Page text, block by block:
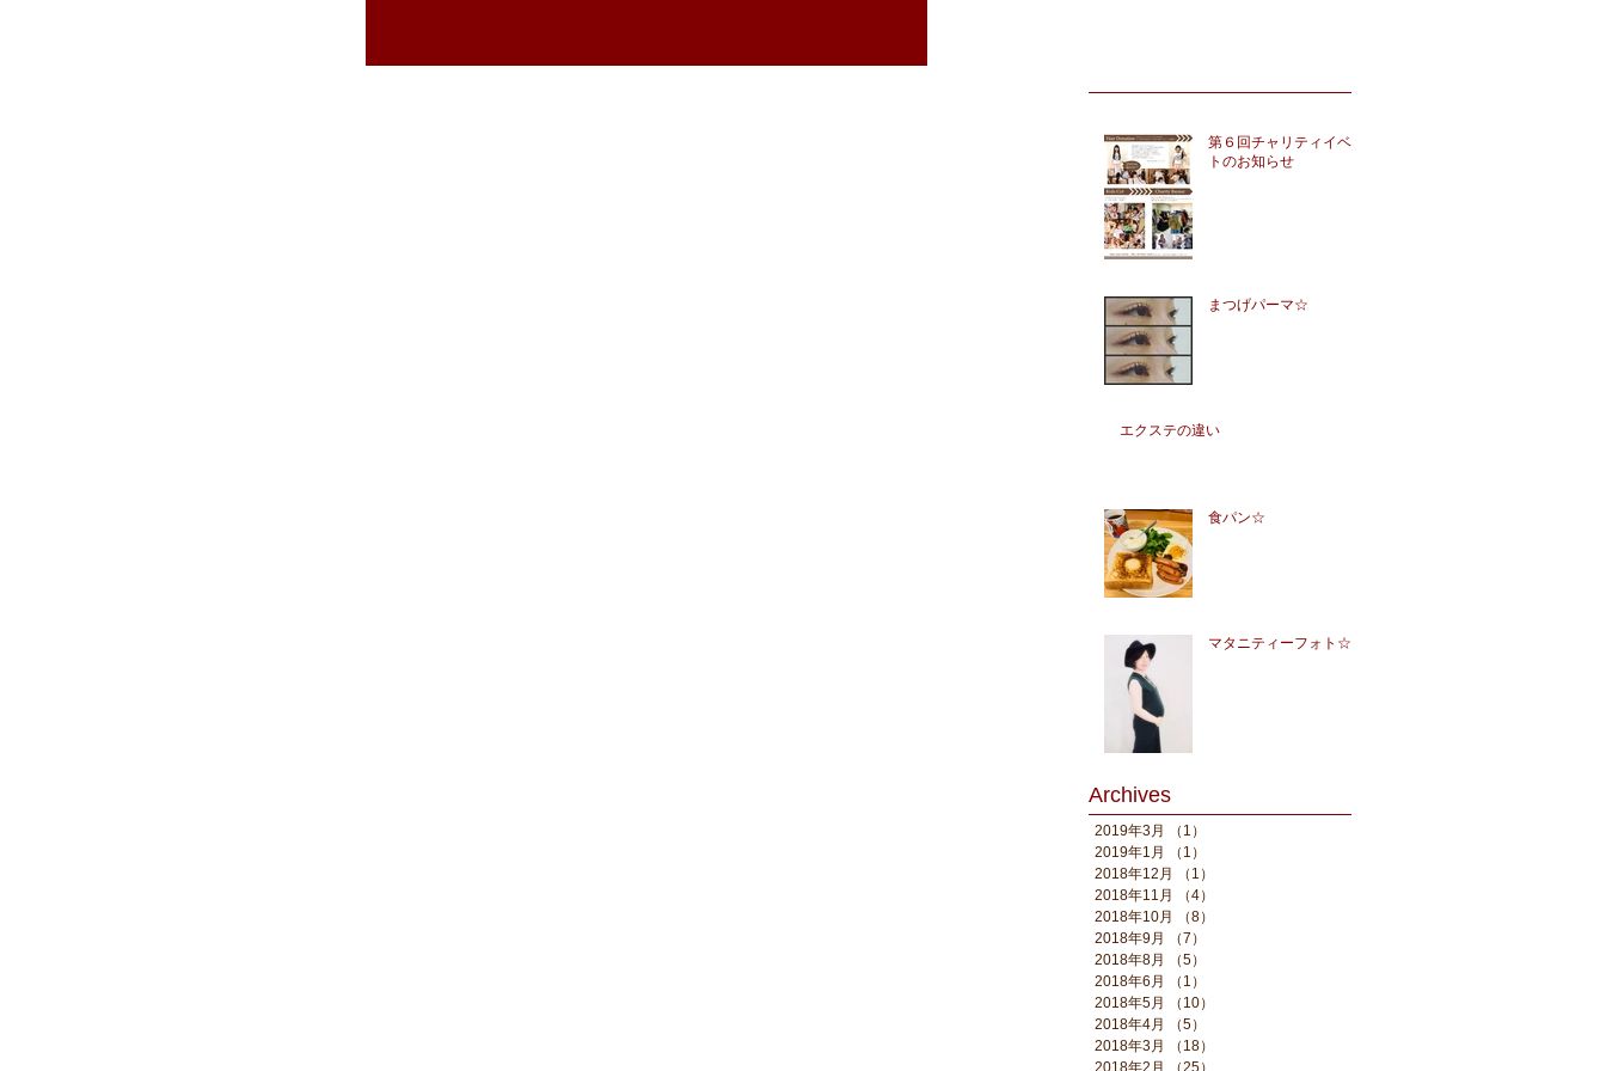
第６回チャリティイベン
トのお知らせ
まつげパーマ☆
エクステの違い
食パン☆
マタニティーフォト☆
Archives
2019年3月 （1）
2019年1月
（1）
2018年12月
（1）
2018年11月
（4）
2018年10月
（8）
2018年9月
（7）
2018年8月
（5）
2018年6月
（1）
2018年5月
（10）
2018年4月
（5）
2018年3月
（18）
2018年2月
（25）